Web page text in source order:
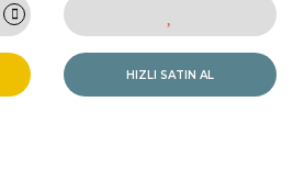
HIZLI SATIN AL